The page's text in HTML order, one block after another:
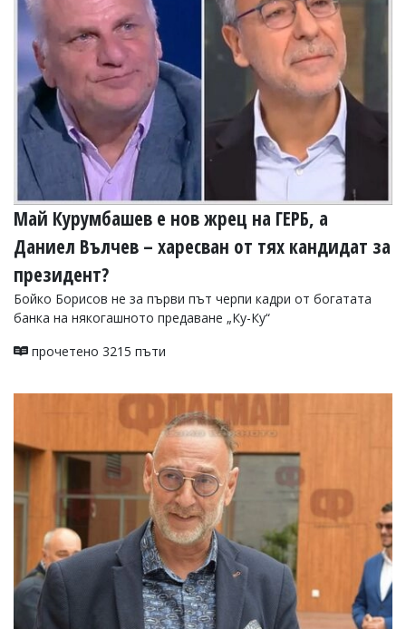
УКРАЙНА
СПОРТ
РАЗСЛЕДВАНЕ
БИЗНЕС
ЮГ
Управители:
Веселин
Василев,
email:
v.vasilev@flagman.bg
Катя
Касабова,
еmail:k.kassabova@flagman.bg
Главен
редактор:
Иван
Колев,
office@flagman.bg
под
статиите
въвеждат
от
читателите
редакцията
носи
отговорност
Май Курумбашев е нов жрец на ГЕРБ, а
Даниел Вълчев – харесван от тях кандидат за
президент?
Бойко Борисов не за първи път черпи кадри от богатата
банка на някогашното предаване „Ку-Ку“
прочетено 3215 пъти